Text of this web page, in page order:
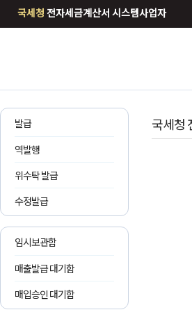
국세청 전자세금계산서 시스템사업자
발급
역발행
위수탁 발급
수정발급
임시보관함
매출발급 대기함
매입승인 대기함
국세청